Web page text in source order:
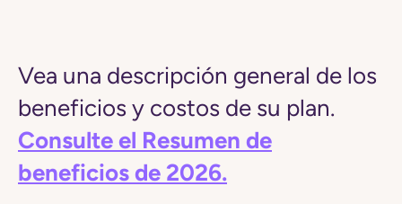
Vea una descripción general de los
beneficios y costos de su plan.
Consulte el Resumen de
beneficios de 2026.